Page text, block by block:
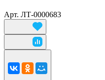
Арт. ЛТ-0000683